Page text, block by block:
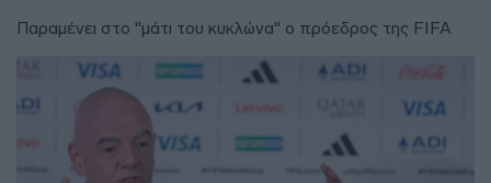
Παραμένει στο "μάτι του κυκλώνα" ο πρόεδρος της FIFA